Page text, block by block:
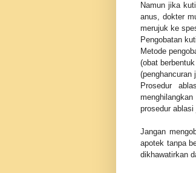
Namun jika
anus, dokter
merujuk ke
Pengobatan
Metode
(obat
(penghancuran
Prosedur
prosedur
Jangan
apotek tanpa
dikhawatirkan